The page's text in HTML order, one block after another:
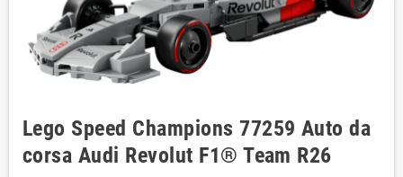
Lego Speed Champions 77259 Auto da
corsa Audi Revolut F1® Team R26